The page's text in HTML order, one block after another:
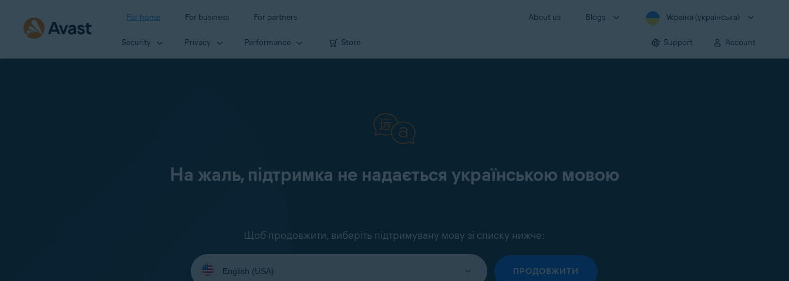
For home For business For partners About us Blogs Україна (українська)
Security Privacy Performance Store Support Account
На жаль, підтримка не надається українською мовою
Щоб продовжити, виберіть підтримувану мову зі списку нижче:
Select
your
ПРОДОВЖИТИ